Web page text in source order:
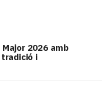
2026 amb
i